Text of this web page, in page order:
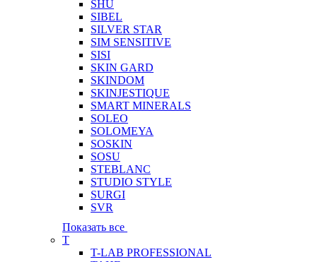
SHU
SIBEL
SILVER STAR
SIM SENSITIVE
SISI
SKIN GARD
SKINDOM
SKINJESTIQUE
SMART MINERALS
SOLEO
SOLOMEYA
SOSKIN
SOSU
STEBLANC
STUDIO STYLE
SURGI
SVR
Показать все
T
T-LAB PROFESSIONAL